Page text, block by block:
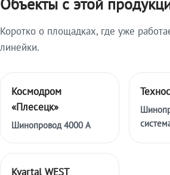
Коротко о площадках, где уже
линейки.
Космодром
«Плесецк»
Шинопровод 4000 А
Kvartal WEST